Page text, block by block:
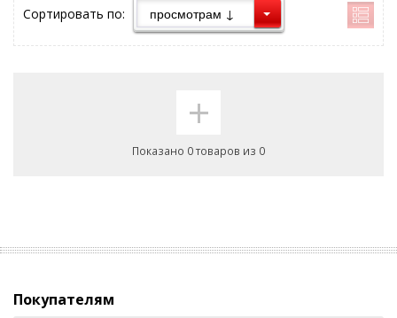
Сортировать по:
+
Показано 0 товаров из 0
Покупателям